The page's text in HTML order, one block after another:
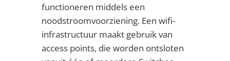
functioneren middels een
noodstroomvoorziening. Een wifi-
infrastructuur maakt gebruik van
access points, die worden ontsloten